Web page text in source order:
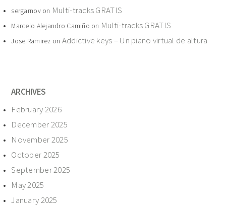
sergarnovon Multi-tracks GRATIS
Marcelo Alejandro Camiño on Multi-tracks GRATIS
Jose Ramirez on Addictive keys – Un piano virtual de altura
ARCHIVES
February 2026
December 2025
November 2025
October 2025
September 2025
May 2025
January 2025